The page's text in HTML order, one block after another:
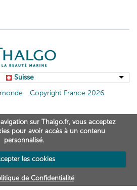
Suisse
Copyright France 2026
sur Thalgo.fr, vous acceptez
pour avoir accès à un contenu
personnalisé.
les cookies
de Confidentialité